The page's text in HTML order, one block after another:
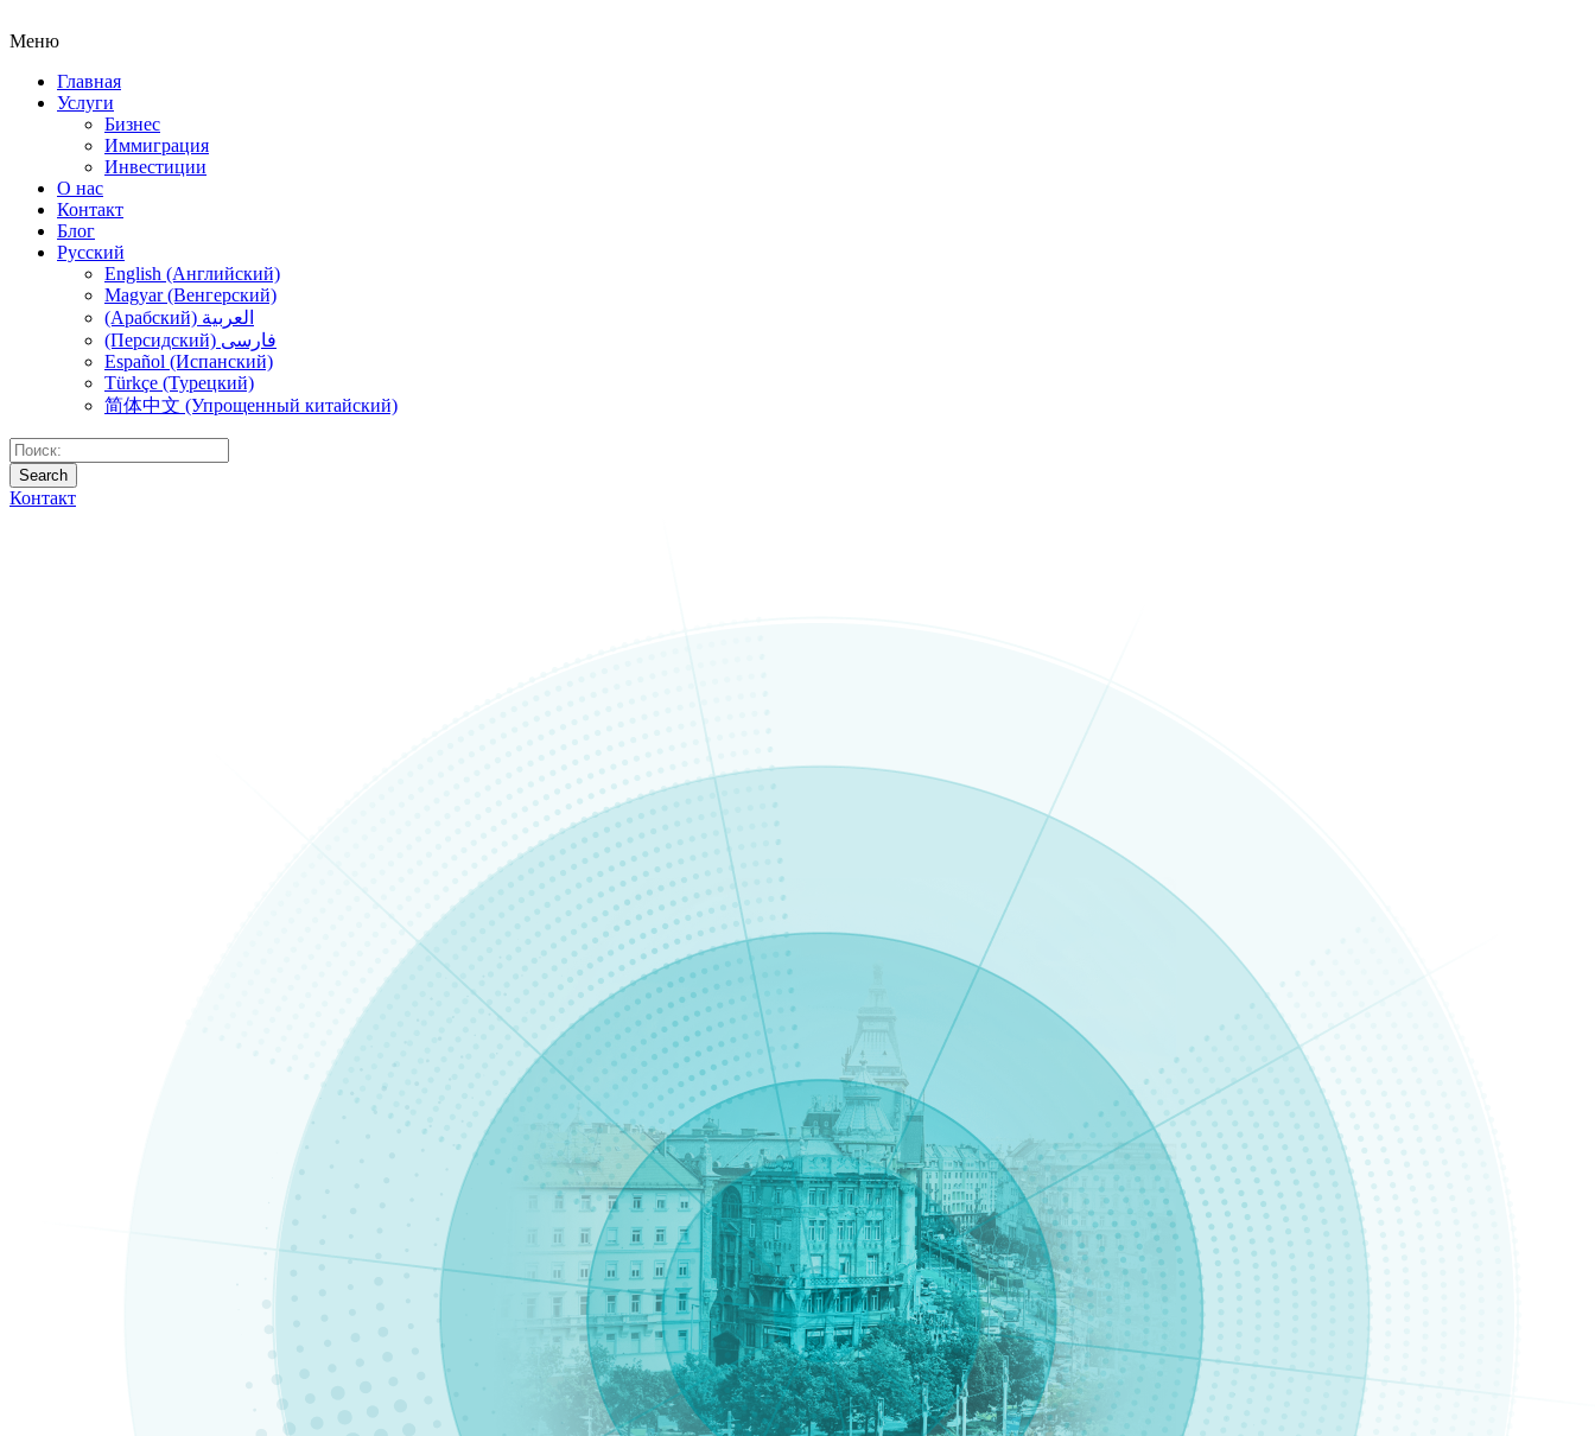
Меню
Главная
Услуги
Бизнес
Иммиграция
Инвестиции
О нас
Контакт
Блог
Русский
English (Английский)
Magyar (Венгерский)
(Арабский) العربية
(Персидский) فارسی
Español (Испанский)
Türkçe (Турецкий)
简体中文 (Упрощенный китайский)
Search
Контакт